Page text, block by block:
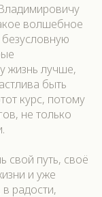
волшебное
жизнь лучше,
быть
курс, потому
не только
свой путь, своё
и уже
радости,